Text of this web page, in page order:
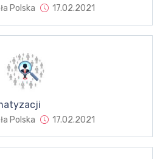
Polska 17.02.2021
Polska 17.02.2021